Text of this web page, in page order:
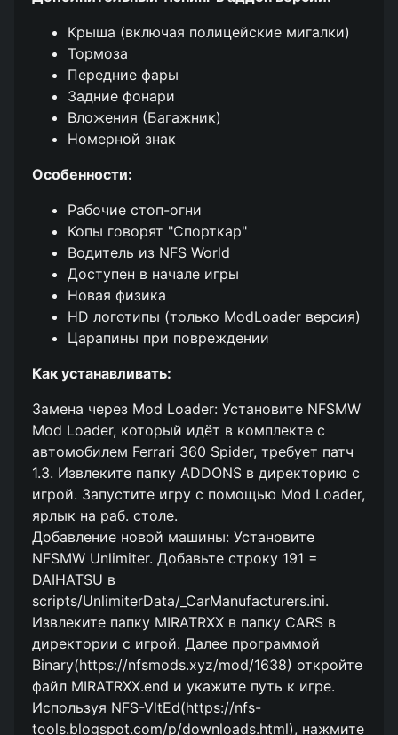
Крыша (включая полицейские мигалки)
Тормоза
Передние фары
Задние фонари
Вложения (Багажник)
Номерной знак
Особенности:
Рабочие стоп-огни
Копы говорят "Спорткар"
Водитель из NFS World
Доступен в начале игры
Новая физика
HD логотипы (только ModLoader версия)
Царапины при повреждении
Как устанавливать:
Замена через Mod Loader: Установите NFSMW
Mod Loader, который идёт в комплекте с
автомобилем Ferrari 360 Spider, требует патч
1.3. Извлеките папку ADDONS в директорию с
игрой. Запустите игру с помощью Mod Loader,
ярлык на раб. столе.
Добавление новой машины: Установите
NFSMW Unlimiter. Добавьте строку 191 =
DAIHATSU в
scripts/UnlimiterData/_CarManufacturers.ini.
Извлеките папку MIRATRXX в папку CARS в
директории с игрой. Далее программой
Binary(https://nfsmods.xyz/mod/1638) откройте
файл MIRATRXX.end и укажите путь к игре.
Используя NFS-VltEd(https://nfs-
tools.blogspot.com/p/downloads.html), нажмите